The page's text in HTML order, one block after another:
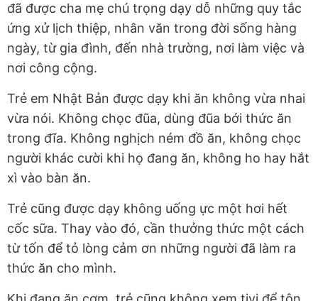
đã được cha mẹ chú trọng dạy dỗ những quy tắc
ứng xử lịch thiệp, nhân văn trong đời sống hàng
ngày, từ gia đình, đến nhà trường, nơi làm việc và
nơi công cộng.
Trẻ em Nhật Bản được dạy khi ăn không vừa nhai
vừa nói. Không chọc đũa, dùng đũa bới thức ăn
trong đĩa. Không nghịch ném đồ ăn, không chọc
người khác cười khi họ đang ăn, không ho hay hắt
xì vào bàn ăn.
Trẻ cũng được dạy không uống ực một hơi hết
cốc sữa. Thay vào đó, cần thưởng thức một cách
từ tốn để tỏ lòng cảm ơn những người đã làm ra
thức ăn cho mình.